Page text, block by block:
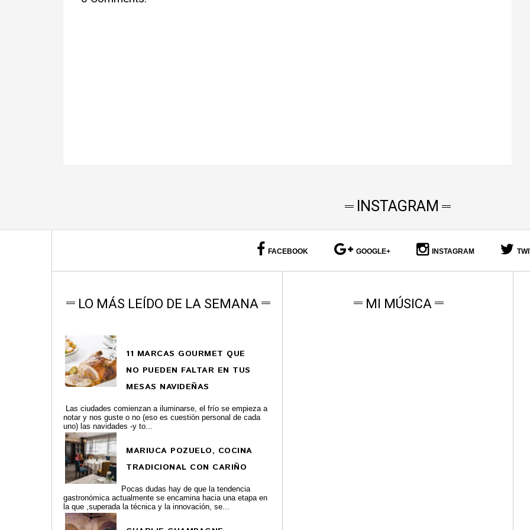
INSTAGRAM
FACEBOOK GOOGLE+ INSTAGRAM
LO MÁS LEÍDO DE LA SEMANA
11 MARCAS GOURMET QUE
NO PUEDEN FALTAR EN TUS
MESAS NAVIDEÑAS
Las ciudades comienzan a iluminarse, el frío se empieza a
notar y nos guste o no (eso es cuestión personal de cada
uno) las navidades -y to...
MARIUCA POZUELO, COCINA
TRADICIONAL CON CARIÑO
Pocas dudas hay de que la tendencia
gastronómica actualmente se encamina hacia una etapa en
la que ,superada la técnica y la innovación, se...
MI MÚSICA